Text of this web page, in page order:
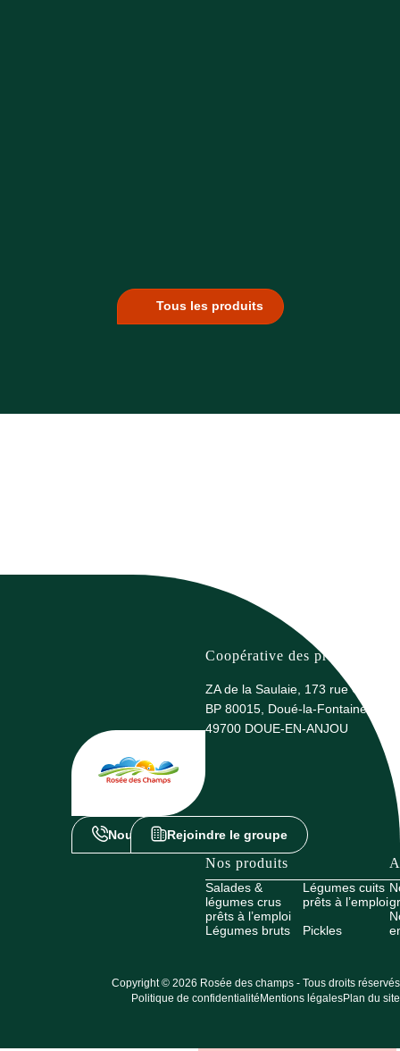
Tous les produits
Nous contacterRejoindre le groupe
Coopérative des producteurs
ZA de la Saulaie, 173 rue G. Eiffel
BP 80015, Doué-la-Fontaine
49700 DOUE-EN-ANJOU
Nos produits
Salades &
légumes crus
prêts à l’emploi
Légumes cuits
prêts à l’emploi
Légumes bruts
Pickles
Copyright © 2026 Rosée des champs - Tous droits réservés
Politique de confidentialitéMentions légalesPlan du site